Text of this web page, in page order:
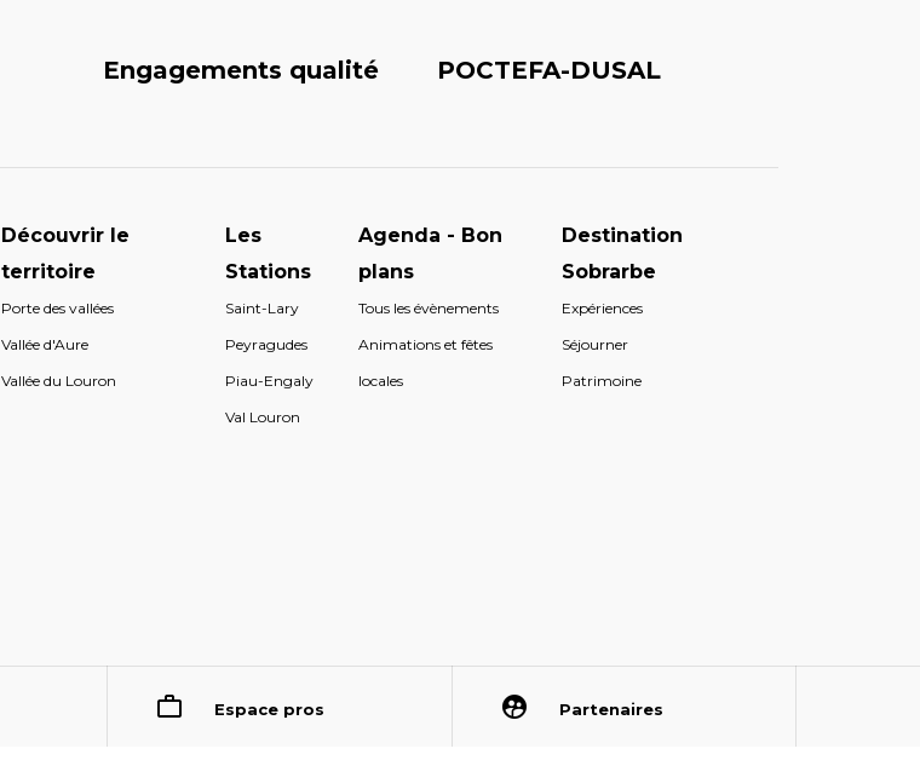
Engagements qualité POCTEFA-DUSAL
Découvrir le
territoire
Porte des vallées
Vallée d'Aure
Vallée du Louron
Les
Stations
Saint-Lary
Peyragudes
Piau-Engaly
Val Louron
Agenda - Bon
plans
Tous les évènements
Animations et fêtes
locales
Destination
Sobrarbe
Expériences
Séjourner
Patrimoine
Espace pros Partenaires